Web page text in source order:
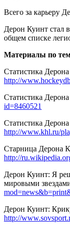
Всего за карьеру
Дерон Куинт стал
общем списке
Материалы по
Статистика
http://
Статистика
id=8460521
Статистика
http://www.khl.ru/
Старница Дерона
http://
Дерон Куинт: Я
мировыми
Дерон Куинт:
http://